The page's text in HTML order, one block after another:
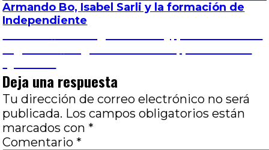
Armando Bo, Isabel Sarli y la formación de
Independiente
Navegación
de
entradas
Deja una respuesta
Tu dirección de correo electrónico no será
publicada. Los campos obligatorios están
marcados con *
Comentario *